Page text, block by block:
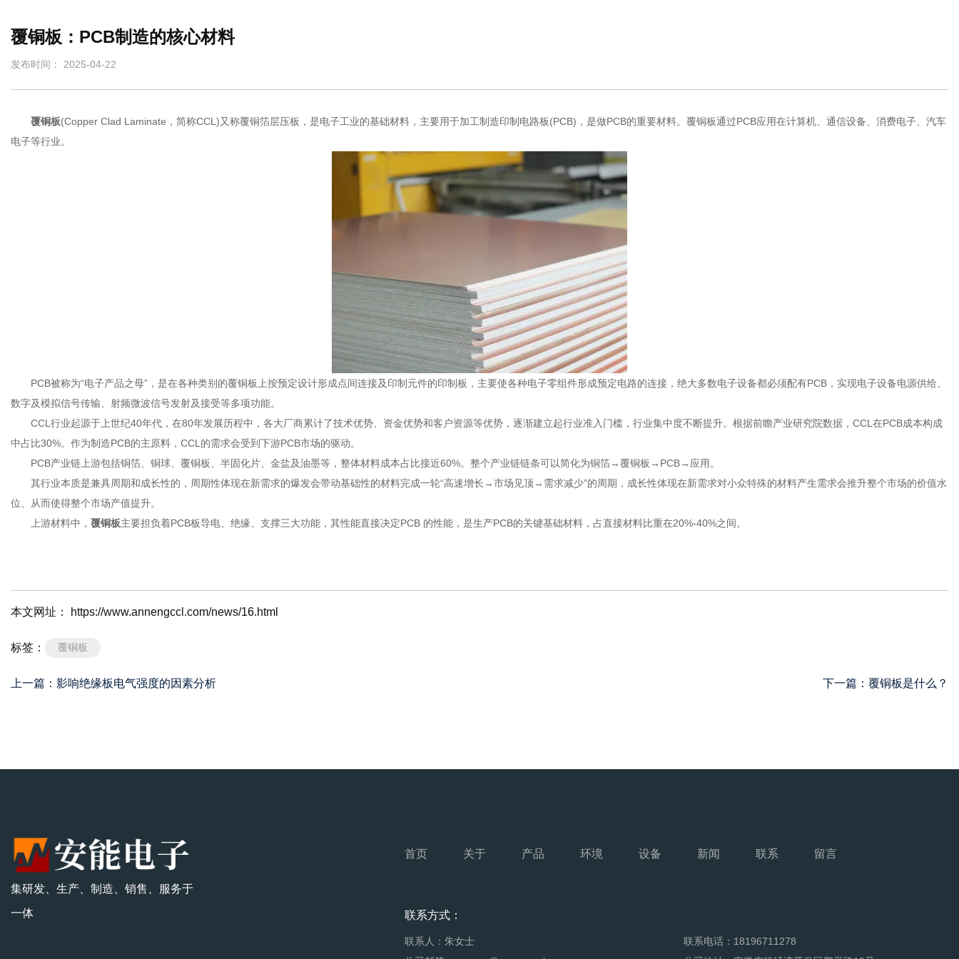
覆铜板：PCB制造的核心材料
发布时间： 2025-04-22
覆铜板(Copper Clad Laminate，简称CCL)又称覆铜箔层压板，是电子工业的基础材料，主要用于加工制造印制电路板(PCB)，是做PCB的重要材料。覆铜板通过PCB应用在计算机、通信设备、消费电子、汽车
电子等行业。
PCB被称为“电子产品之母”，是在各种类别的覆铜板上按预定设计形成点间连接及印制元件的印制板，主要使各种电子零组件形成预定电路的连接，绝大多数电子设备都必须配有PCB，实现电子设备电源供给、
数字及模拟信号传输、射频微波信号发射及接受等多项功能。
CCL行业起源于上世纪40年代，在80年发展历程中，各大厂商累计了技术优势、资金优势和客户资源等优势，逐渐建立起行业准入门槛，行业集中度不断提升。根据前瞻产业研究院数据，CCL在PCB成本构成
中占比30%。作为制造PCB的主原料，CCL的需求会受到下游PCB市场的驱动。
PCB产业链上游包括铜箔、铜球、覆铜板、半固化片、金盐及油墨等，整体材料成本占比接近60%。整个产业链链条可以简化为铜箔→覆铜板→PCB→应用。
其行业本质是兼具周期和成长性的，周期性体现在新需求的爆发会带动基础性的材料完成一轮“高速增长→市场见顶→需求减少”的周期，成长性体现在新需求对小众特殊的材料产生需求会推升整个市场的价值水
位、从而使得整个市场产值提升。
上游材料中， 覆铜板主要担负着PCB板导电、绝缘、支撑三大功能，其性能直接决定PCB 的性能，是生产PCB的关键基础材料，占直接材料比重在20%-40%之间。
本文网址： https://www.annengccl.com/news/16.html
标签： 覆铜板
上一篇： 影响绝缘板电气强度的因素分析 下一篇： 覆铜板是什么？
2025
覆铜板是什么？
覆铜板是什么？很多人都有这样的疑问，今天安能电子小编为大家回答一下这个问
集研发、生产、制造、销售、服务于
一体
首页 关于 产品 环境 设备 新闻 联系 留言
联系方式：
联系人：朱女士
联系电话：18196711278